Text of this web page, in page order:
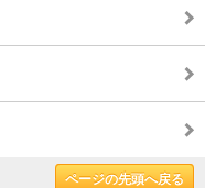
ページの先頭へ戻る